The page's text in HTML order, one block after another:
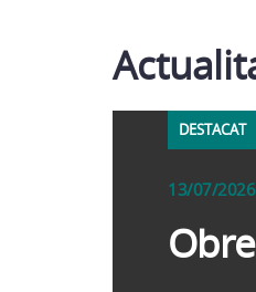
DESTACAT
13/07/2026